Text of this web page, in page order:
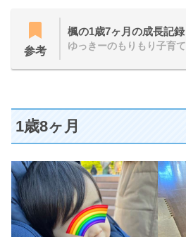
参考
楓の1歳7ヶ月の成長記録
ゆっきーのもりもり子育て
1歳8ヶ月